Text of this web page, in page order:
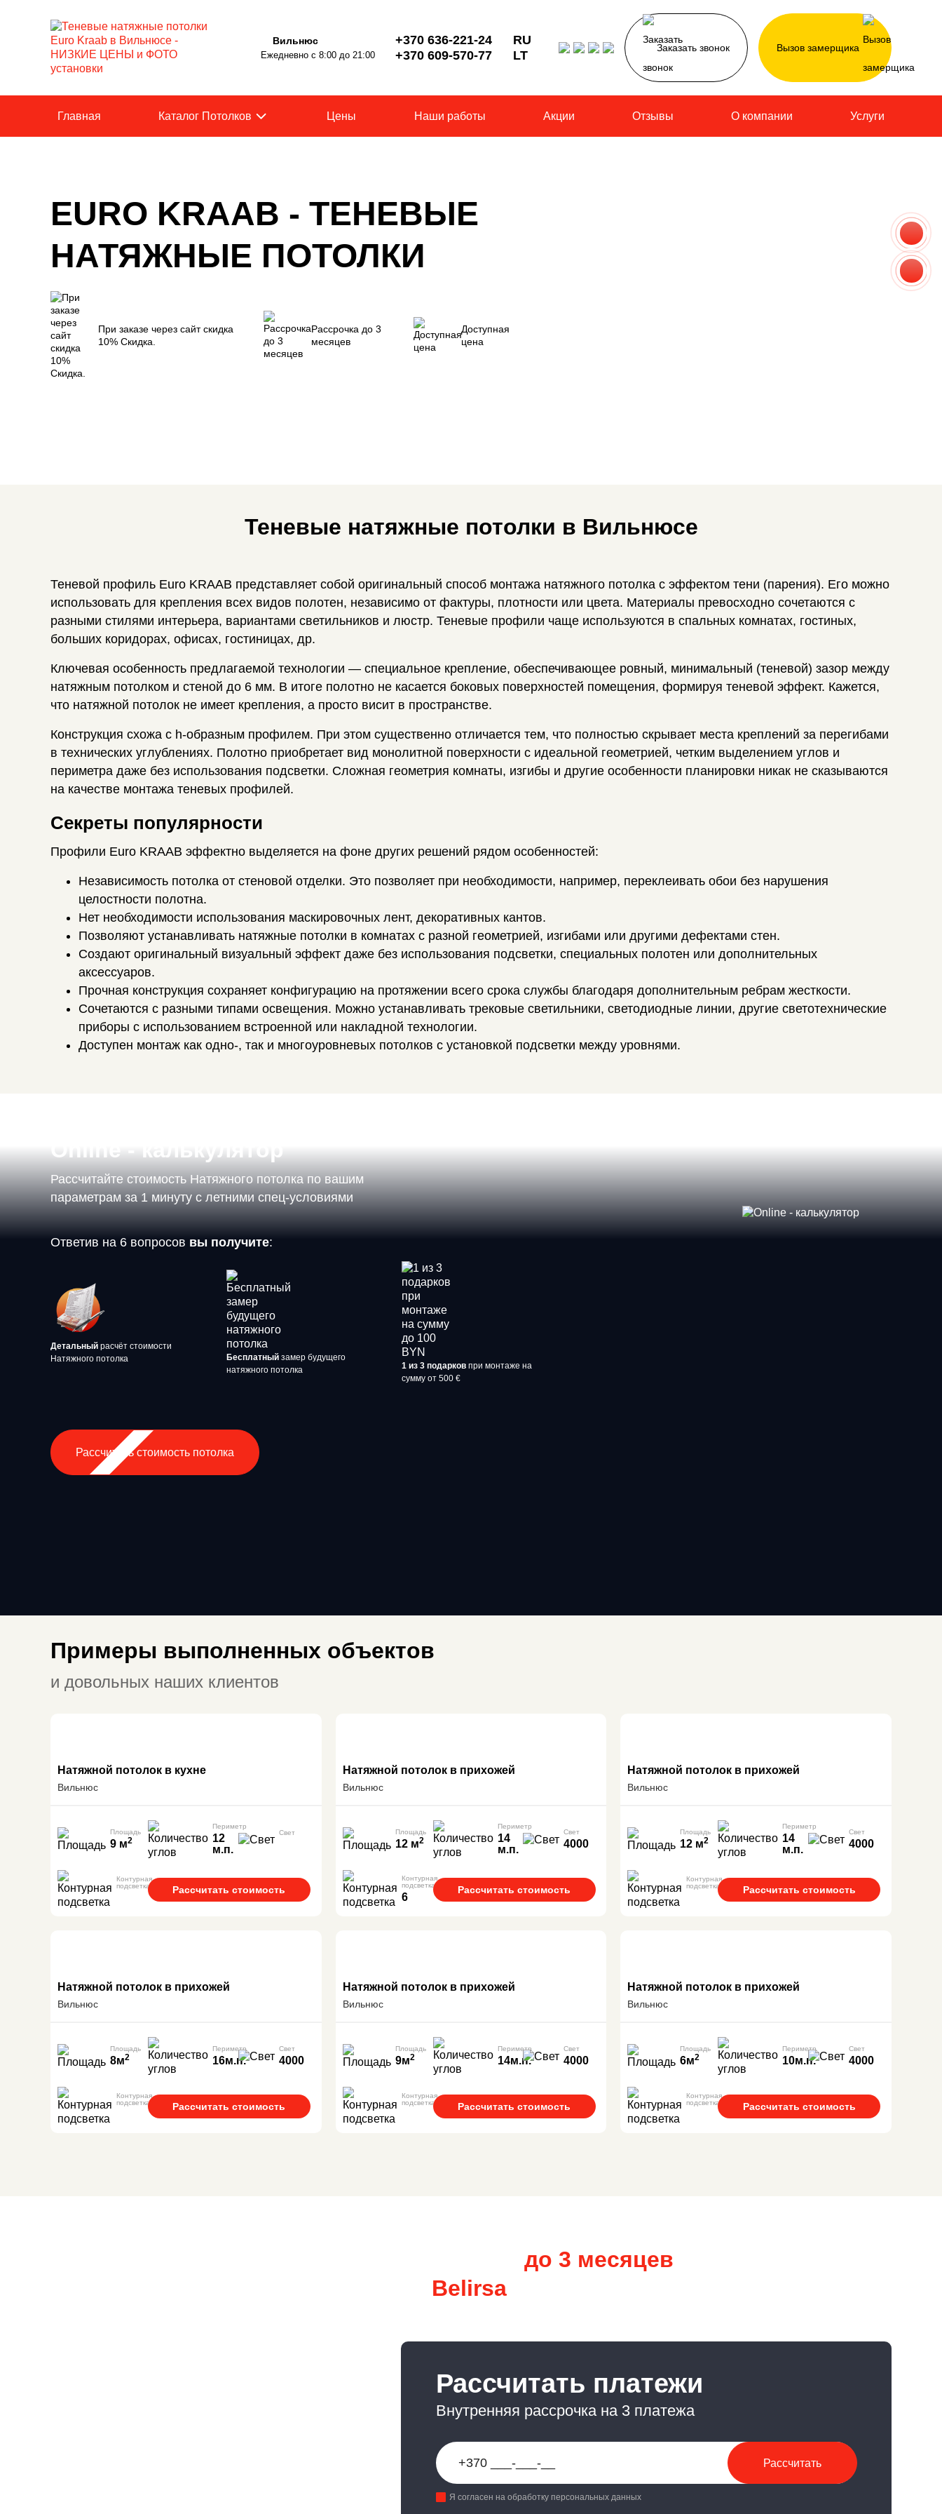
Вильнюс
Ежедневно с 8:00 до 21:00
+370 636-221-24
+370 609-570-77
RU
LT
Заказать звонок Вызов замерщика
Главная Каталог Потолков Цены Наши работы Акции Отзывы О компании Услуги
EURO KRAAB - ТЕНЕВЫЕ
НАТЯЖНЫЕ ПОТОЛКИ
При заказе через сайт скидка
10% Скидка.
Рассрочка до 3
месяцев
Доступная
цена
Теневые натяжные потолки в Вильнюсе
Теневой профиль Euro KRAAB представляет собой оригинальный способ монтажа натяжного потолка с эффектом тени (парения). Его можно
использовать для крепления всех видов полотен, независимо от фактуры, плотности или цвета. Материалы превосходно сочетаются с
разными стилями интерьера, вариантами светильников и люстр. Теневые профили чаще используются в спальных комнатах, гостиных,
больших коридорах, офисах, гостиницах, др.
Ключевая особенность предлагаемой технологии — специальное крепление, обеспечивающее ровный, минимальный (теневой) зазор между
натяжным потолком и стеной до 6 мм. В итоге полотно не касается боковых поверхностей помещения, формируя теневой эффект. Кажется,
что натяжной потолок не имеет крепления, а просто висит в пространстве.
Конструкция схожа с h-образным профилем. При этом существенно отличается тем, что полностью скрывает места креплений за перегибами
в технических углублениях. Полотно приобретает вид монолитной поверхности с идеальной геометрией, четким выделением углов и
периметра даже без использования подсветки. Сложная геометрия комнаты, изгибы и другие особенности планировки никак не сказываются
на качестве монтажа теневых профилей.
Секреты популярности
Профили Euro KRAAB эффектно выделяется на фоне других решений рядом особенностей:
Независимость потолка от стеновой отделки. Это позволяет при необходимости, например, переклеивать обои без нарушения
целостности полотна.
Нет необходимости использования маскировочных лент, декоративных кантов.
Позволяют устанавливать натяжные потолки в комнатах с разной геометрией, изгибами или другими дефектами стен.
Создают оригинальный визуальный эффект даже без использования подсветки, специальных полотен или дополнительных
аксессуаров.
Прочная конструкция сохраняет конфигурацию на протяжении всего срока службы благодаря дополнительным ребрам жесткости.
Сочетаются с разными типами освещения. Можно устанавливать трековые светильники, светодиодные линии, другие светотехнические
приборы с использованием встроенной или накладной технологии.
Доступен монтаж как одно-, так и многоуровневых потолков с установкой подсветки между уровнями.
Online - калькулятор
Рассчитайте стоимость Натяжного потолка по вашим
параметрам за 1 минуту с летними спец-условиями
Ответив на 6 вопросов вы получите:
Детальный расчёт стоимости
Натяжного потолка
Бесплатныйзамер будущего
натяжного потолка
1 из 3 подарков при монтаже на
сумму от 500 €
Рассчитать стоимость потолка
Примеры выполненных объектов
и довольных наших клиентов
Натяжной потолок в кухне
Вильнюс
Площадь
9 м2
Периметр
12
м.п.
Свет
Контурная
подсветка
Рассчитать стоимость
Натяжной потолок в прихожей
Вильнюс
Площадь
12 м2
Периметр
14
м.п.
Свет
4000
Контурная
подсветка
6
Рассчитать стоимость
Натяжной потолок в прихожей
Вильнюс
Площадь
12 м2
Периметр
14
м.п.
Свет
4000
Контурная
подсветка
Рассчитать стоимость
Натяжной потолок в прихожей
Вильнюс
Площадь
8м2
Периметр
16м.п.
Свет
4000
Контурная
подсветка
Рассчитать стоимость
Натяжной потолок в прихожей
Вильнюс
Площадь
9м2
Периметр
14м.п.
Свет
4000
Контурная
подсветка
Рассчитать стоимость
Натяжной потолок в прихожей
Вильнюс
Площадь
6м2
Периметр
10м.п.
Свет
4000
Контурная
подсветка
Рассчитать стоимость
до 3 месяцев
Belirsa
Рассчитать платежи
Внутренняя рассрочка на 3 платежа
Рассчитать
Я согласен на обработку персональных данных